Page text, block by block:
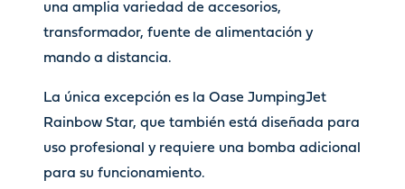
una amplia variedad de accesorios,
transformador, fuente de alimentación y
mando a distancia.
La única excepción es la Oase JumpingJet
Rainbow Star, que también está diseñada para
uso profesional y requiere una bomba adicional
para su funcionamiento.